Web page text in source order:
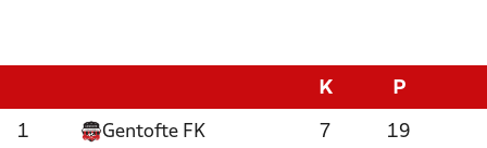
K P
1 Gentofte FK 7 19